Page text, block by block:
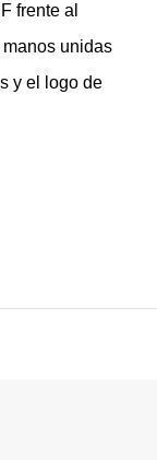
frente al
unidas
y el logo de